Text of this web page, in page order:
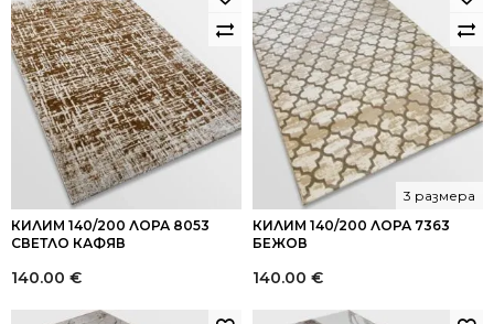
КИЛИМ 140/200 ЛОРА 8053
СВЕТЛО КАФЯВ
140.00 €
КИЛИМ 140/200 ЛОРА 7363
БЕЖОВ
3 размера
140.00 €